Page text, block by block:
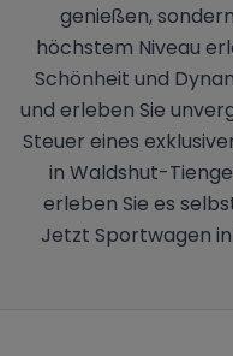
genießen,
höchstem Niveau
Schönheit und
und erleben Sie
Steuer eines
in Waldshut-
erleben Sie es
Jetzt Sportwagen